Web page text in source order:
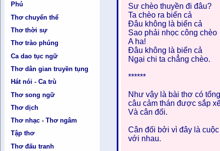
Phú
Thơ chuyển thể
Thơ thời sự
Thơ trào phúng
Ca dao tục ngữ
Thơ dân gian truyền tụng
Hát nói - Ca trù
Thơ song ngữ
Thơ dịch
Thơ nhạc - Thơ ngâm
Tập thơ
Thơ đấu tranh
Sư chèo thuyền đi đâu?
Ta chèo ra biển cả
Đâu không là biển cả
Sao phải nhọc công chèo
A ha!
Đâu không là biển cả
Ngại chi ta chẳng chèo.
******
Như vậy là bài thơ có
câu cảm thán được sắp
Và cân đối.
Cân đối bởi vì đây là
với nhau.